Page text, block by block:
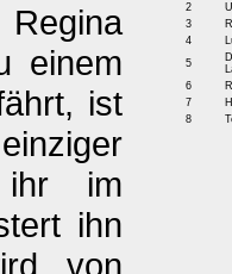
einem
ist
ihr im
ihn
von
2
3
4
5
6
7
8